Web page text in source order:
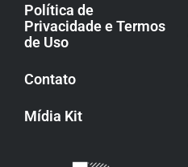
Política de
Privacidade e Termos
de Uso
Contato
Mídia Kit